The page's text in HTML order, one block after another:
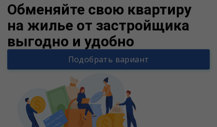
Обменяйте свою квартиру
на жилье от застройщика
выгодно и удобно
Подобрать вариант